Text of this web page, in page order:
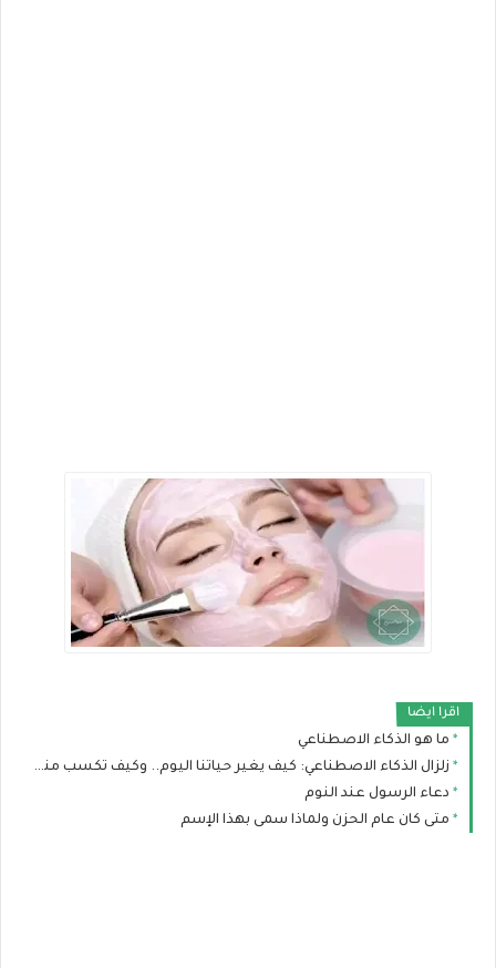
اقرا ايضا
ما هو الذكاء الاصطناعي
زلزال الذكاء الاصطناعي: كيف يغير حياتنا اليوم.. وكيف تكسب منه المال ببساطة؟
دعاء الرسول عند النوم
متى كان عام الحزن ولماذا سمى بهذا الإسم